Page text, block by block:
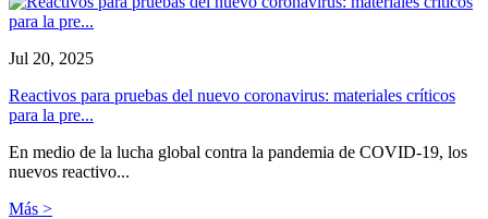
Jul 20, 2025
Reactivos para pruebas del nuevo coronavirus: materiales críticos
para la pre...
En medio de la lucha global contra la pandemia de COVID-19, los
nuevos reactivo...
Más >